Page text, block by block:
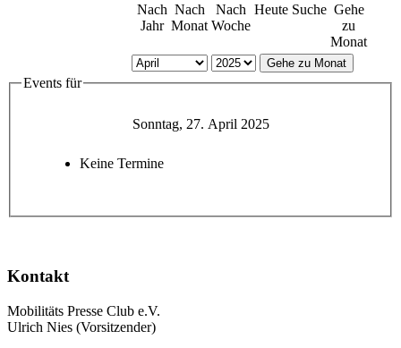
Nach
Jahr
Nach
Monat
Nach
Woche
Heute Suche Gehe
zu
Monat
Gehe zu Monat
Events für
Sonntag, 27. April 2025
Keine Termine
Kontakt
Mobilitäts Presse Club e.V.
Ulrich Nies (Vorsitzender)